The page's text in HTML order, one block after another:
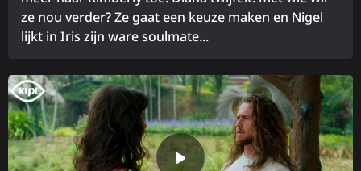
ze nou verder? Ze gaat een keuze maken en Nigel
lijkt in Iris zijn ware soulmate...
meer
over